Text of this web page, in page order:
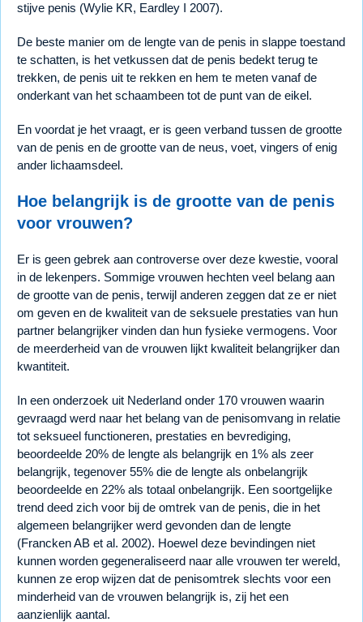
stijve penis (Wylie KR, Eardley I 2007).
De beste manier om de lengte van de penis in slappe toestand
te schatten, is het vetkussen dat de penis bedekt terug te
trekken, de penis uit te rekken en hem te meten vanaf de
onderkant van het schaambeen tot de punt van de eikel.
En voordat je het vraagt, er is geen verband tussen de grootte
van de penis en de grootte van de neus, voet, vingers of enig
ander lichaamsdeel.
Hoe belangrijk is de grootte van de penis
voor vrouwen?
Er is geen gebrek aan controverse over deze kwestie, vooral
in de lekenpers. Sommige vrouwen hechten veel belang aan
de grootte van de penis, terwijl anderen zeggen dat ze er niet
om geven en de kwaliteit van de seksuele prestaties van hun
partner belangrijker vinden dan hun fysieke vermogens. Voor
de meerderheid van de vrouwen lijkt kwaliteit belangrijker dan
kwantiteit.
In een onderzoek uit Nederland onder 170 vrouwen waarin
gevraagd werd naar het belang van de penisomvang in relatie
tot seksueel functioneren, prestaties en bevrediging,
beoordeelde 20% de lengte als belangrijk en 1% als zeer
belangrijk, tegenover 55% die de lengte als onbelangrijk
beoordeelde en 22% als totaal onbelangrijk. Een soortgelijke
trend deed zich voor bij de omtrek van de penis, die in het
algemeen belangrijker werd gevonden dan de lengte
(Francken AB et al. 2002). Hoewel deze bevindingen niet
kunnen worden gegeneraliseerd naar alle vrouwen ter wereld,
kunnen ze erop wijzen dat de penisomtrek slechts voor een
minderheid van de vrouwen belangrijk is, zij het een
aanzienlijk aantal.